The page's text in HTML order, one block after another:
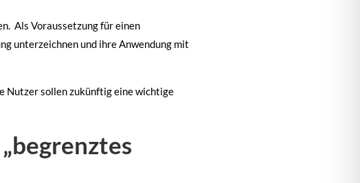
Als Voraussetzung für einen
unterzeichnen und ihre Anwendung mit
Nutzer sollen zukünftig eine wichtige